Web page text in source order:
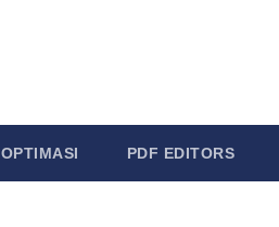
OPTIMASI PDF EDITORS